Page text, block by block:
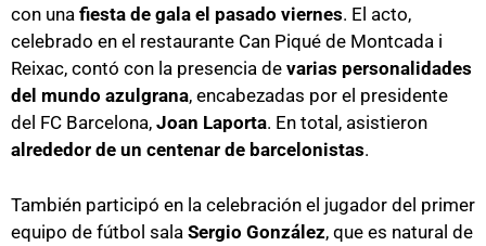
con una fiesta de gala el pasado viernes. El acto,
celebrado en el restaurante Can Piqué de Montcada i
Reixac, contó con la presencia de varias personalidades
del mundo azulgrana, encabezadas por el presidente
del FC Barcelona, Joan Laporta. En total, asistieron
alrededor de un centenar de barcelonistas.
También participó en la celebración el jugador del primer
equipo de fútbol sala Sergio González, que es natural de